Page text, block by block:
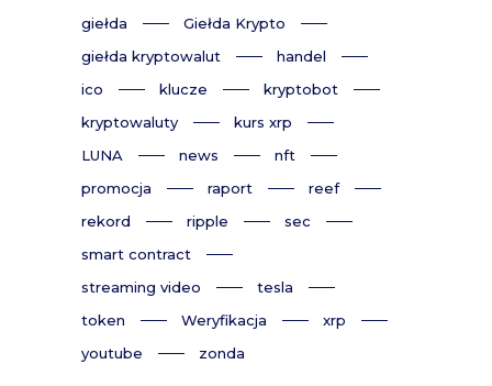
giełda
Giełda Krypto
giełda kryptowalut
handel
ico
klucze
kryptobot
kryptowaluty
kurs xrp
LUNA
news
nft
promocja
raport
reef
rekord
ripple
sec
smart contract
streaming video
tesla
token
Weryfikacja
xrp
youtube
zonda